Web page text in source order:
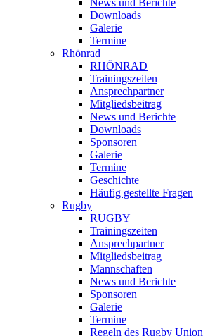
News und Berichte
Downloads
Galerie
Termine
Rhönrad
RHÖNRAD
Trainingszeiten
Ansprechpartner
Mitgliedsbeitrag
News und Berichte
Downloads
Sponsoren
Galerie
Termine
Geschichte
Häufig gestellte Fragen
Rugby
RUGBY
Trainingszeiten
Ansprechpartner
Mitgliedsbeitrag
Mannschaften
News und Berichte
Sponsoren
Galerie
Termine
Regeln des Rugby Union